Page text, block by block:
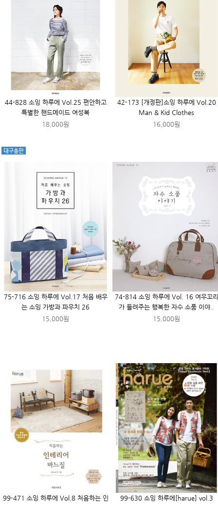
44-828 소잉 하루에 Vol.25 편안하고
특별한 핸드메이드 여성복
18,000원
42-173 [개정판]소잉 하루에 Vol.20
Man & Kid Clothes
16,000원
75-716 소잉 하루에 Vol.17 처음 배우
는 소잉 가방과 파우치 26
15,000원
74-814 소잉 하루에 Vol. 16 여우꼬리
가 들려주는 행복한 자수 소품 이야..
15,000원
99-471 소잉 하루에 Vol.8 처음하는 인
99-630 소잉 하루에[harue] vol.3